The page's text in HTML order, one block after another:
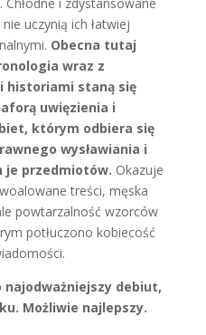
uczynią ich łatwiej
Obecna tutaj
wraz z
historiami staną się
uwięzienia i
którym odbiera się
wysławiania i
je przedmiotów. Okazuje
treści, męska
powtarzalność wzorców
potłuczono kobiecość
najodważniejszy debiut,
Możliwie najlepszy.